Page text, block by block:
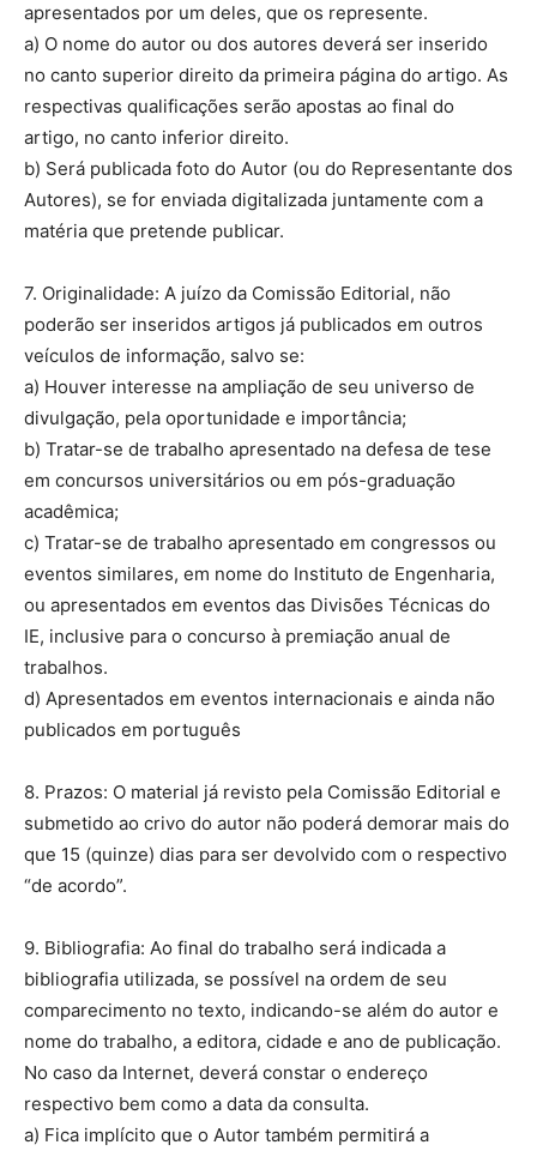
apresentados por um deles, que os represente.
a) O nome do autor ou dos autores deverá ser inserido
no canto superior direito da primeira página do artigo. As
respectivas qualificações serão apostas ao final do
artigo, no canto inferior direito.
b) Será publicada foto do Autor (ou do Representante dos
Autores), se for enviada digitalizada juntamente com a
matéria que pretende publicar.
7. Originalidade: A juízo da Comissão Editorial, não
poderão ser inseridos artigos já publicados em outros
veículos de informação, salvo se:
a) Houver interesse na ampliação de seu universo de
divulgação, pela oportunidade e importância;
b) Tratar-se de trabalho apresentado na defesa de tese
em concursos universitários ou em pós-graduação
acadêmica;
c) Tratar-se de trabalho apresentado em congressos ou
eventos similares, em nome do Instituto de Engenharia,
ou apresentados em eventos das Divisões Técnicas do
IE, inclusive para o concurso à premiação anual de
trabalhos.
d) Apresentados em eventos internacionais e ainda não
publicados em português
8. Prazos: O material já revisto pela Comissão Editorial e
submetido ao crivo do autor não poderá demorar mais do
que 15 (quinze) dias para ser devolvido com o respectivo
“de acordo”.
9. Bibliografia: Ao final do trabalho será indicada a
bibliografia utilizada, se possível na ordem de seu
comparecimento no texto, indicando-se além do autor e
nome do trabalho, a editora, cidade e ano de publicação.
No caso da Internet, deverá constar o endereço
respectivo bem como a data da consulta.
a) Fica implícito que o Autor também permitirá a